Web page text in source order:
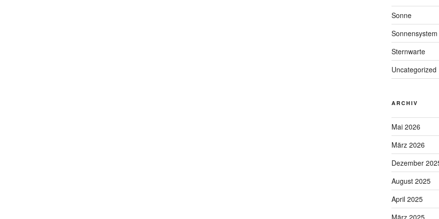
Sonne
Sonnensystem
Sternwarte
Uncategorized
ARCHIV
Mai 2026
März 2026
Dezember
August 2025
April 2025